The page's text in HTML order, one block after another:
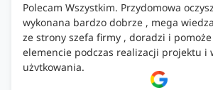
Polecam Wszystkim. Przydomowa
wykonana bardzo dobrze , mega
ze strony szefa firmy , doradzi i
elemencie podczas realizacji projektu i
użytkowania.
Firma godna zaufania. Tak trzymać!